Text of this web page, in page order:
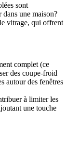
sont
dans une maison?
vitrage, qui offrent
complet (ce
des coupe-froid
autour des fenêtres
à limiter les
une touche